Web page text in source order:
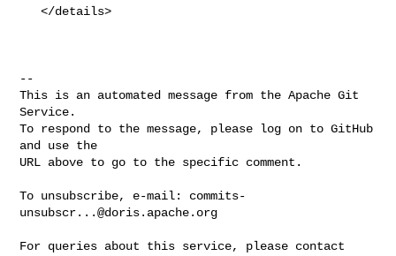
   </details>
--
This is an automated message from the Apache Git
Service.
To respond to the message, please log on to GitHub
and use the
URL above to go to the specific comment.
To unsubscribe, e-mail: commits-
unsubscr...@doris.apache.org
For queries about this service, please contact